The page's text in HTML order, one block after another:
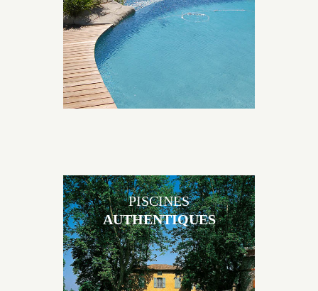
matière sur-mesure conçu par notre bureau d’étude
spécialisé.
Les piscines en béton authentiques Jacques Brens se
démarquent par la noblesse des matériaux
PISCINES
AUTHENTIQUES